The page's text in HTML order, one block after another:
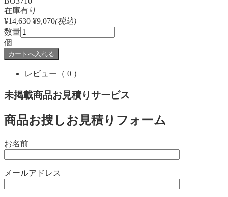
在庫有り
¥14,630 ¥9,070(税込)
数量
個
レビュー （ 0 ）
未掲載商品お見積りサービス
商品お捜しお見積りフォーム
お名前
メールアドレス